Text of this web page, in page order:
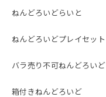
ねんどろいどらいと
ねんどろいどプレイセット
バラ売り不可ねんどろいど
箱付きねんどろいど